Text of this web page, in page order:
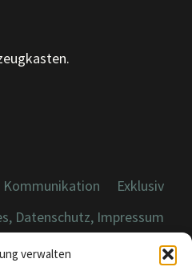
verwalten
Kommunikation
Exklusiv
Datenschutz, Impressum